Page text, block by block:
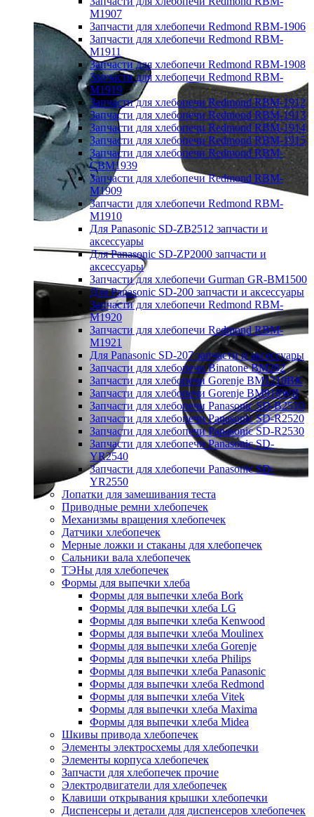
M1907
Запчасти для хлебопечи Redmond RBM-1906
Запчасти для хлебопечи Redmond RBM-
M1911
Запчасти для хлебопечи Redmond RBM-1908
Запчасти для хлебопечи Redmond RBM-
M1919
Запчасти для хлебопечи Redmond RBM-1912
Запчасти для хлебопечи Redmond RBM-1913
Запчасти для хлебопечи Redmond RBM-1914
Запчасти для хлебопечи Redmond RBM-1915
Запчасти для хлебопечи Redmond RBM-
CBM1939
Запчасти для хлебопечи Redmond RBM-
M1909
Запчасти для хлебопечи Redmond RBM-
M1910
Для Panasonic SD-ZB2512 запчасти и
аксессуары
Для Panasonic SD-ZP2000 запчасти и
аксессуары
Запчасти для хлебопечи Gurman GR-BM1500
Для Panasonic SD-200 запчасти и аксессуары
Запчасти для хлебопечи Redmond RBM-
M1920
Запчасти для хлебопечи Redmond RBM-
M1921
Для Panasonic SD-207 запчасти и аксессуары
Запчасти для хлебопечи Binatone BM202
Запчасти для хлебопечи Gorenje BM1210BK
Запчасти для хлебопечи Gorenje BM910WII
Запчасти для хлебопечи Panasonic SD-B2510
Запчасти для хлебопечи Panasonic SD-R2520
Запчасти для хлебопечи Panasonic SD-R2530
Запчасти для хлебопечи Panasonic SD-
YR2540
Запчасти для хлебопечи Panasonic SD-
YR2550
Лопатки для замешивания теста
Приводные ремни хлебопечек
Механизмы вращения хлебопечек
Датчики хлебопечек
Мерные ложки и стаканы для хлебопечек
Сальники вала хлебопечек
ТЭНы для хлебопечек
Формы для выпечки хлеба
Формы для выпечки хлеба Bork
Формы для выпечки хлеба LG
Формы для выпечки хлеба Kenwood
Формы для выпечки хлеба Moulinex
Формы для выпечки хлеба Gorenje
Формы для выпечки хлеба Philips
Формы для выпечки хлеба Panasonic
Формы для выпечки хлеба Redmond
Формы для выпечки хлеба Vitek
Формы для выпечки хлеба Maxima
Формы для выпечки хлеба Midea
Шкивы привода хлебопечек
Элементы электросхемы для хлебопечки
Элементы корпуса хлебопечек
Запчасти для хлебопечек прочие
Электродвигатели для хлебопечек
Клавиши открывания крышки хлебопечки
Диспенсеры и детали для диспенсеров хлебопечек